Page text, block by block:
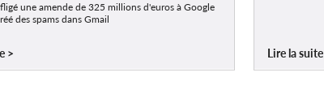
une amende de 325 millions d'euros à Google
des spams dans Gmail
Lire la suite